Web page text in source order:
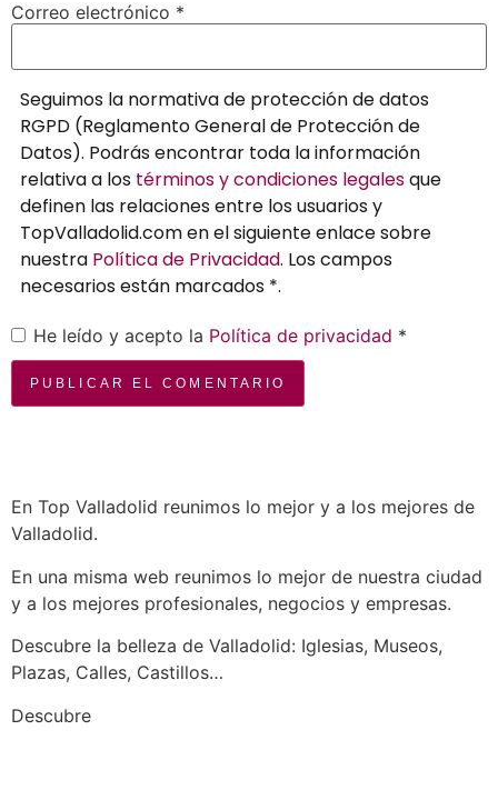
Correo electrónico *
Seguimos la normativa de protección de datos
RGPD (Reglamento General de Protección de
Datos). Podrás encontrar toda la información
relativa a los términos y condiciones legalesque
definen las relaciones entre los usuarios y
TopValladolid.com en el siguiente enlace sobre
nuestra Política de Privacidad. Los campos
necesarios están marcados *.
He leído y acepto la Política de privacidad *
En Top Valladolid reunimos lo mejor y a los mejores de
Valladolid.
En una misma web reunimos lo mejor de nuestra ciudad
y a los mejores profesionales, negocios y empresas.
Descubre la belleza de Valladolid: Iglesias, Museos,
Plazas, Calles, Castillos…
Descubre